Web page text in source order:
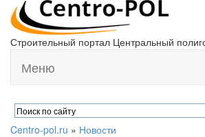
Строительный портал Центральный
Меню
Centro-pol.ru » Новости